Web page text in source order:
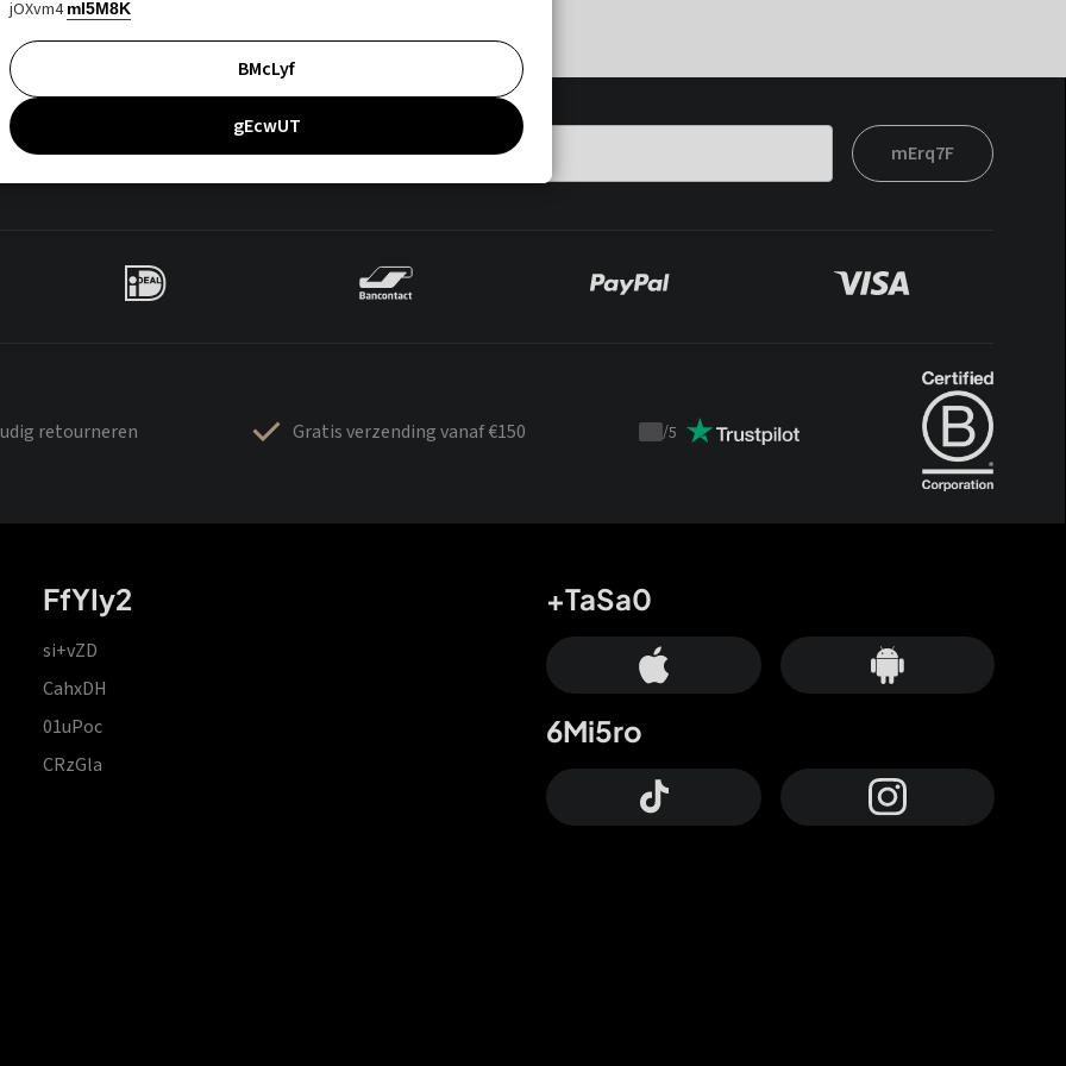
mErq7F
retourneren Gratis verzending vanaf €150
Trustpilot
/5
FfYIy2
si+vZD
CahxDH
01uPoc
CRzGla
+TaSa0
6Mi5ro
jOXvm4 mI5M8K
BMcLyf
gEcwUT